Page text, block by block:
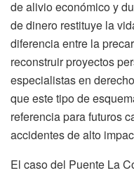
de alivio económico y
de dinero restituye la
diferencia entre la
reconstruir proyectos
especialistas en
que este tipo de
referencia para futuros
accidentes de alto
El caso del Puente La